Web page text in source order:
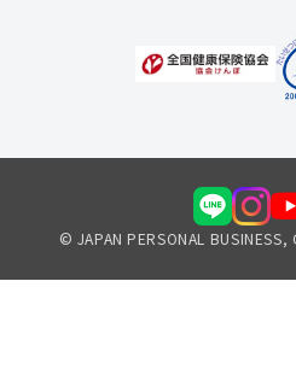
© JAPAN PERSONAL